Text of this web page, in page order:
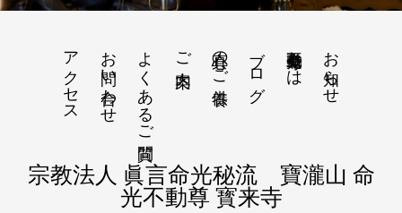
お知らせ
命光不動尊とは
ブログ
真心のご供養
ご案内
よくあるご質問
お問い合わせ
アクセス
宗教法人 眞言命光秘流 寶瀧山 命
光不動尊 寳来寺